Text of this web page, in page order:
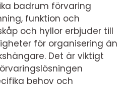
badrum förvaring
funktion och
och hyllor erbjuder till
för organisering än
Det är viktigt
behov och